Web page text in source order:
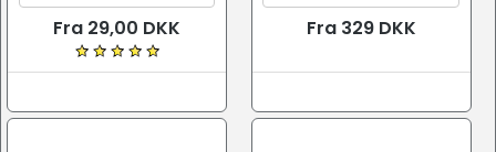
Fra 29,00 DKK Fra 329 DKK